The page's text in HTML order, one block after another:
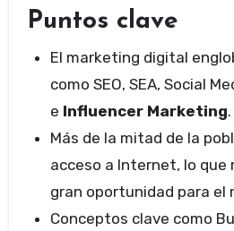
Puntos clave
El marketing digital
como SEO, SEA, Social
e Influencer Marketing.
Más de la mitad de la
acceso a Internet, lo que
gran oportunidad para el
Conceptos clave como